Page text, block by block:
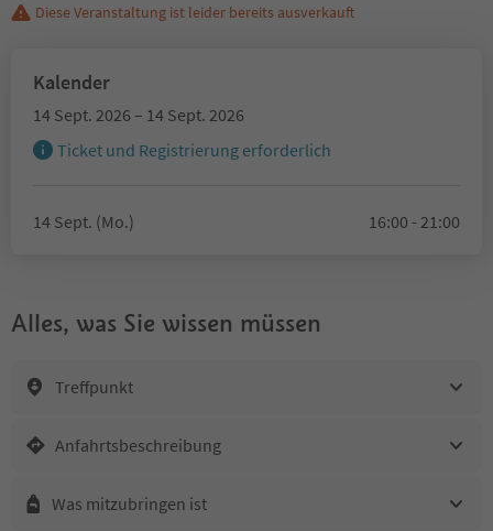
Diese Veranstaltung ist leider bereits ausverkauft
Kalender
14 Sept. 2026 – 14 Sept. 2026
Ticket und Registrierung erforderlich
14 Sept. (Mo.) 16:00 - 21:00
Alles, was Sie wissen müssen
Treffpunkt
Anfahrtsbeschreibung
Was mitzubringen ist